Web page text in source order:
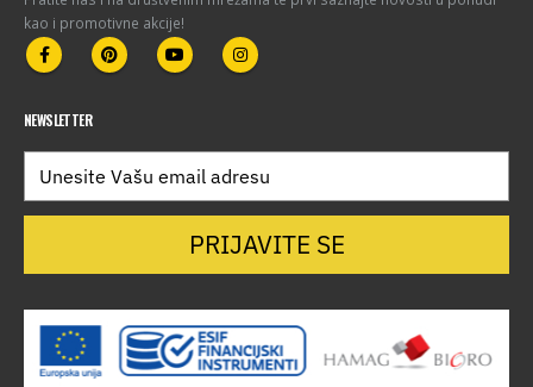
kao i promotivne akcije!
NEWSLETTER
PRIJAVITE SE